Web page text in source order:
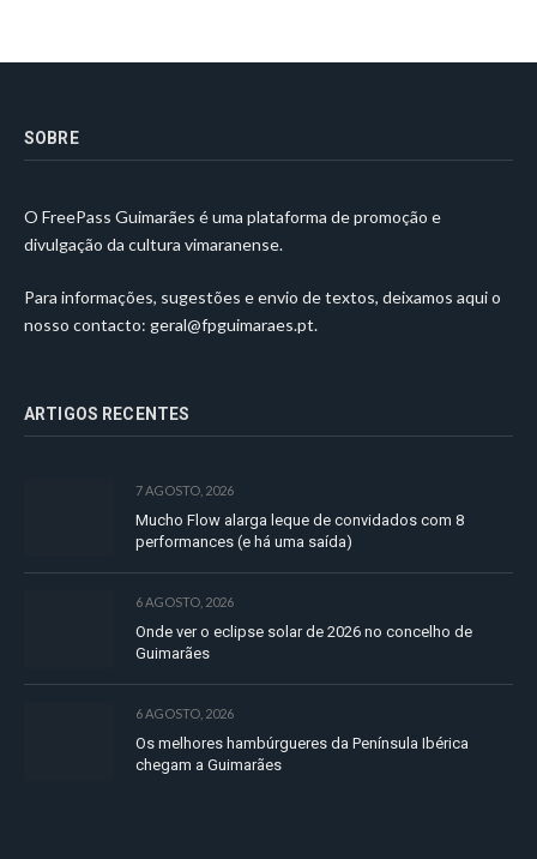
SOBRE
O FreePass Guimarães é uma plataforma de promoção e
divulgação da cultura vimaranense.
Para informações, sugestões e envio de textos, deixamos aqui o
nosso contacto: geral@fpguimaraes.pt.
ARTIGOS RECENTES
7 AGOSTO, 2026
Mucho Flow alarga leque de convidados com 8
performances (e há uma saída)
6 AGOSTO, 2026
Onde ver o eclipse solar de 2026 no concelho de
Guimarães
6 AGOSTO, 2026
Os melhores hambúrgueres da Península Ibérica
chegam a Guimarães